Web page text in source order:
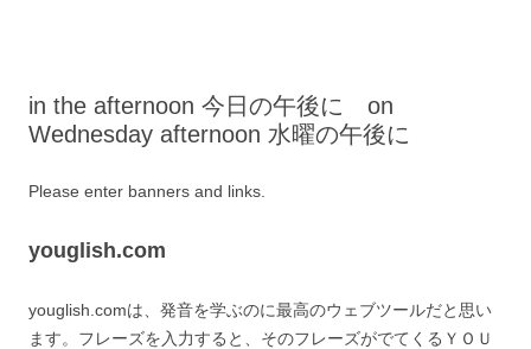
in the afternoon 今日の午後に on
Wednesday afternoon 水曜の午後に
Please enter banners and links.
youglish.com
youglish.comは、発音を学ぶのに最高のウェブツールだと思い
ます。フレーズを入力すると、そのフレーズがでてくるＹＯＵ